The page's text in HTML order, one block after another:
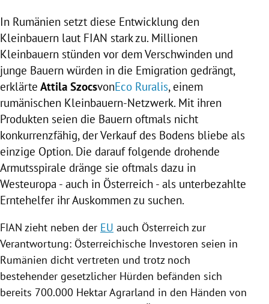
In Rumänien setzt diese Entwicklung den
Kleinbauern laut FIAN stark zu. Millionen
Kleinbauern stünden vor dem Verschwinden und
junge Bauern würden in die Emigration gedrängt,
erklärte Attila SzocsvonEco Ruralis, einem
rumänischen Kleinbauern-Netzwerk. Mit ihren
Produkten seien die Bauern oftmals nicht
konkurrenzfähig, der Verkauf des Bodens bliebe als
einzige Option. Die darauf folgende drohende
Armutsspirale dränge sie oftmals dazu in
Westeuropa - auch in Österreich - als unterbezahlte
Erntehelfer ihr Auskommen zu suchen.
FIAN zieht neben der EU auch Österreich zur
Verantwortung: Österreichische Investoren seien in
Rumänien dicht vertreten und trotz noch
bestehender gesetzlicher Hürden befänden sich
bereits 700.000 Hektar Agrarland in den Händen von